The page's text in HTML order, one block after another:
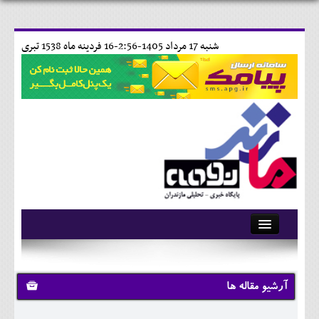
16 فردينه ماه 1538 تبری شنبه 17 مرداد 1405-2:56-
آرشیو
تماس با ما
وبلاگ
آرشیو مقاله ها